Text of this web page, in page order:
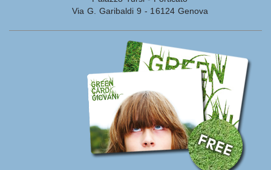
Via G. Garibaldi 9 - 16124 Genova